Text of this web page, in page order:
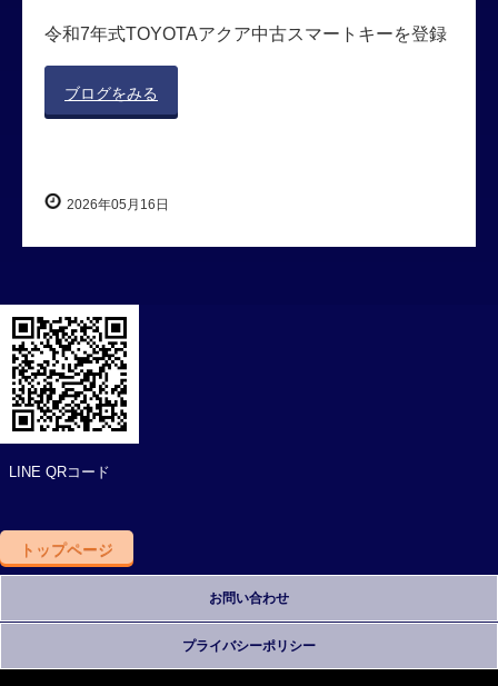
令和7年式TOYOTAアクア中古スマートキーを登録
ブログをみる
2026年05月16日
LINE QRコード
トップページ
お問い合わせ
プライバシーポリシー